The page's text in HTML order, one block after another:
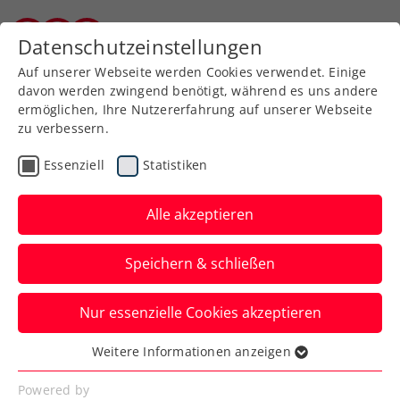
Zurück zur Newsübersicht
Turniere
40. Panaceo ITF Junior
Cup: Rabl und Pircher
zeigen in Villach mächtig
auf
Die beiden ÖTV-Talente stehen im Einzel-
Halbfinale, Nico Hipfl zudem im
Doppelfinale.
Datenschutzeinstellungen
Auf unserer Webseite werden Cookies verwendet. Einige
davon werden zwingend benötigt, während es uns andere
ermöglichen, Ihre Nutzererfahrung auf unserer Webseite
zu verbessern.
Essenziell Statistiken
Alle akzeptieren
Speichern & schließen
Nur essenzielle Cookies akzeptieren
Essenziell
Essenzielle Cookies werden für grundlegende
Weitere Informationen anzeigen
Powered by